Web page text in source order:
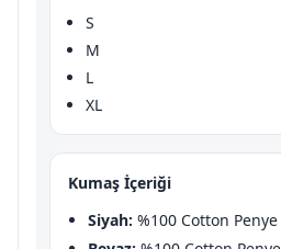
S
M
L
XL
Kumaş İçeriği
Siyah: %100 Cotton Penye